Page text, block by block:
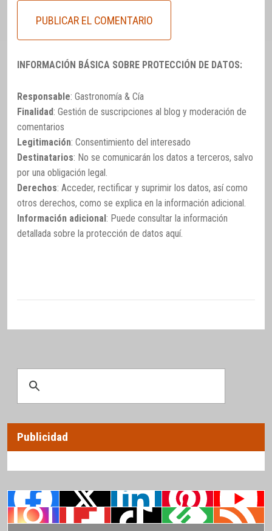
INFORMACIÓN BÁSICA SOBRE PROTECCIÓN DE DATOS:
Responsable: Gastronomía & Cía
Finalidad: Gestión de suscripciones al blog y moderación de
comentarios
Legitimación: Consentimiento del interesado
Destinatarios: No se comunicarán los datos a terceros, salvo
por una obligación legal.
Derechos: Acceder, rectificar y suprimir los datos, así como
otros derechos, como se explica en la información adicional.
Información adicional: Puede consultar la información
detallada sobre la protección de datos aquí.
Publicidad